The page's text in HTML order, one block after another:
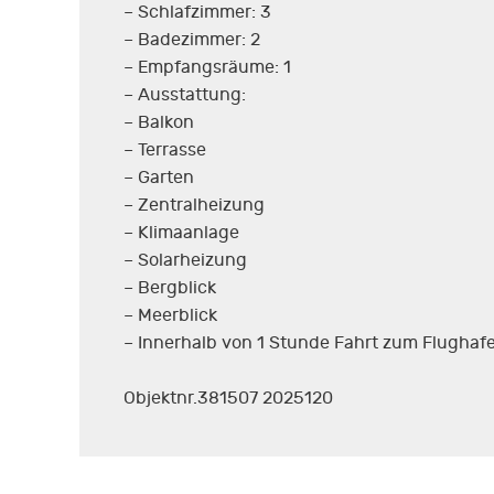
– Schlafzimmer: 3
– Badezimmer: 2
– Empfangsräume: 1
– Ausstattung:
– Balkon
– Terrasse
– Garten
– Zentralheizung
– Klimaanlage
– Solarheizung
– Bergblick
– Meerblick
– Innerhalb von 1 Stunde Fahrt zum
Objektnr.381507 2025120